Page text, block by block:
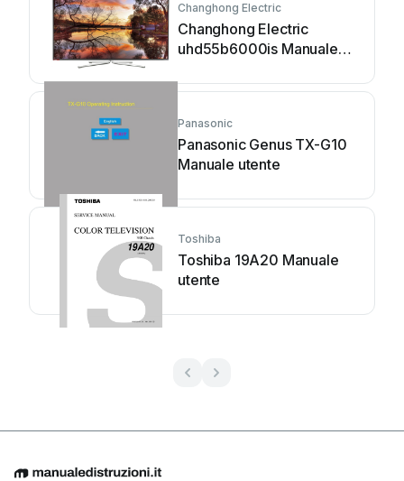
Changhong Electric
Changhong Electric
uhd55b6000is Manuale
Panasonic
Panasonic Genus TX-G10
Manuale utente
Toshiba
Toshiba 19A20 Manuale
utente